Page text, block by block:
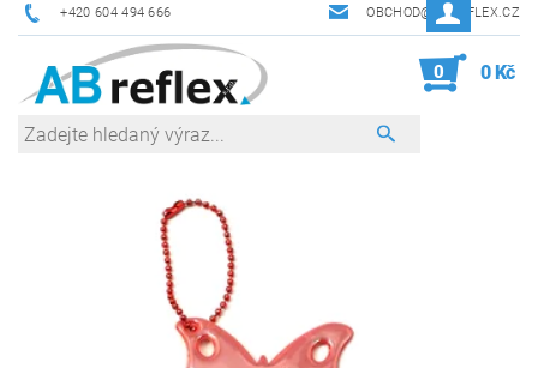
+420 604 494 666 OBCHOD@ABREFLEX.CZ
0 0 Kč